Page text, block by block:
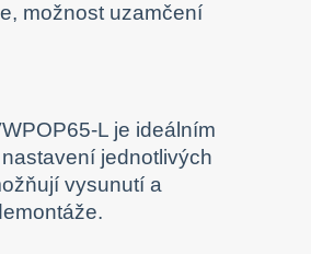
možnost uzamčení
L je ideálním
jednotlivých
vysunutí a